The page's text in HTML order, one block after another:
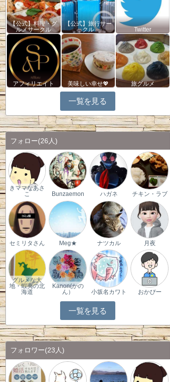
【公式】料理・グ
ルメサークル
【公式】旅行サー
クル
Twitter
アフィリエイト 美味しい幸せ💖 旅グルメ
一覧を見る
フォロー(26人)
きママなあさ
こ
Bunzaemon ハガネ チキン・ラブ
セミリタさん Meg★ ナツカル 月夜
グルメな大
地・蝦夷の北
海道
Kanon(かの
ん）
小坂名カワト おかぴー
一覧を見る
フォロワー(23人)